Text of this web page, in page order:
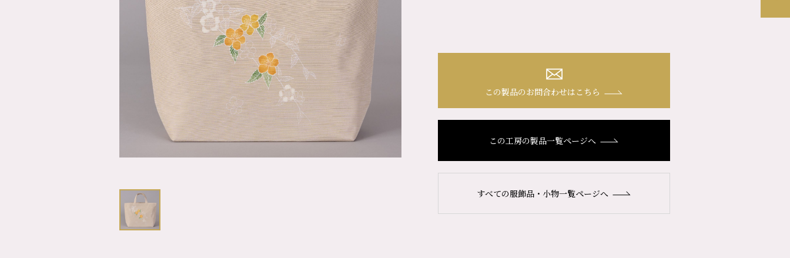
この製品のお問合わせはこちら
この工房の製品一覧ページへ
すべての服飾品・小物一覧ページへ